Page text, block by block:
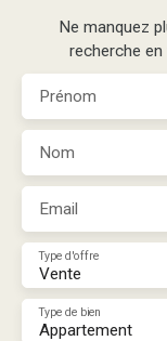
Ne manquez
recherche
Prénom
Nom
Email
Vente
Type d'offre
Appartement
Type de bien